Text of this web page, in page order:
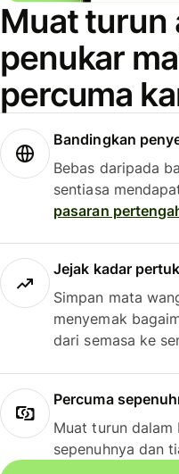
Muat turun
penukar
percuma
Bandingkan
Bebas daripada
sentiasa
pasaran
Jejak kadar
Simpan mata
menyemak
dari semasa ke
Percuma
Muat turun dalam
sepenuhnya dan